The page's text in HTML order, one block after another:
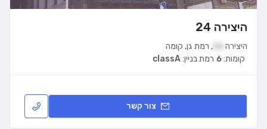
היצירה 24
היצירה , רמת גן, קומה
רמת בניין:classA קומות:6
צור קשר